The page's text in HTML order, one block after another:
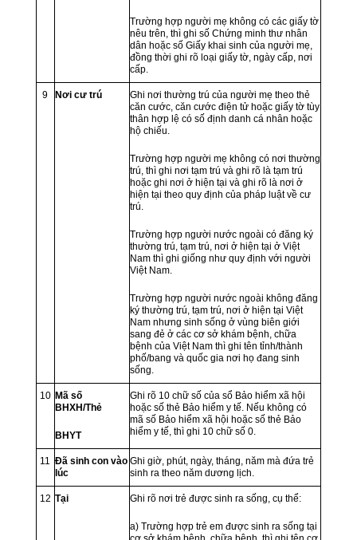
Trường hợp người mẹ không có các giấy tờ
nêu trên, thì ghi số Chứng minh thư nhân
dân hoặc số Giấy khai sinh của người mẹ,
đồng thời ghi rõ loại giấy tờ, ngày cấp, nơi
cấp.
9 Nơi cư trú
Ghi nơi thường trú của người mẹ theo thẻ
căn cước, căn cước điện tử hoặc giấy tờ tùy
thân hợp lệ có số định danh cá nhân hoặc
hộ chiếu.
Trường hợp người mẹ không có nơi thường
trú, thì ghi nơi tạm trú và ghi rõ là tạm trú
hoặc ghi nơi ở hiện tại và ghi rõ là nơi ở
hiện tại theo quy định của pháp luật về cư
trú.
Trường hợp người nước ngoài có đăng ký
thường trú, tạm trú, nơi ở hiện tại ở Việt
Nam thì ghi giống như quy định với người
Việt Nam.
Trường hợp người nước ngoài không đăng
ký thường trú, tạm trú, nơi ở hiện tại Việt
Nam nhưng sinh sống ở vùng biên giới
sang đẻ ở các cơ sở khám bệnh, chữa
bệnh của Việt Nam thì ghi tên tỉnh/thành
phố/bang và quốc gia nơi họ đang sinh
sống.
10 Mã số
BHXH/Thẻ
BHYT
Ghi rõ 10 chữ số của sổ Bảo hiểm xã hội
hoặc số thẻ Bảo hiểm y tế. Nếu không có
mã số Bảo hiểm xã hội hoặc số thẻ Bảo
hiểm y tế, thì ghi 10 chữ số 0.
11
Đã sinh con vào
lúc
Ghi giờ, phút, ngày, tháng, năm mà đứa trẻ
sinh ra theo năm dương lịch.
12 Tại Ghi rõ nơi trẻ được sinh ra sống, cụ thể:
a) Trường hợp trẻ em được sinh ra sống tại